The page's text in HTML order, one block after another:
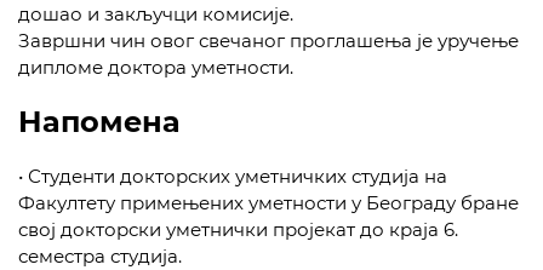
дошао и закључци комисије.
Завршни чин овог свечаног проглашења је уручење
дипломе доктора уметности.
Напомена
• Студенти докторских уметничких студија на
Факултету примењених уметности у Београду бране
свој докторски уметнички пројекат до краја 6.
семестра студија.